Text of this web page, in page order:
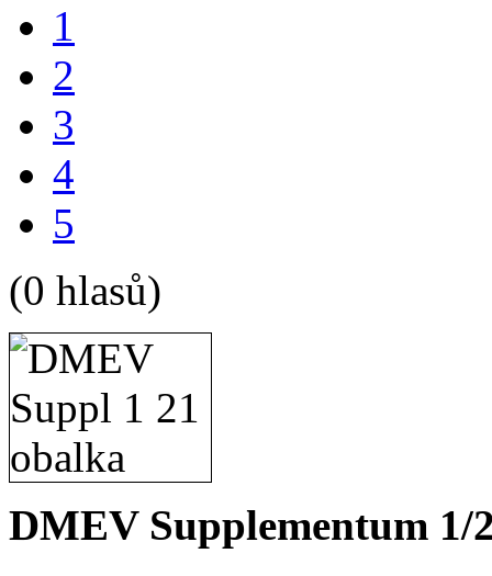
1
2
3
4
5
(0 hlasů)
DMEV Supplementum 1/